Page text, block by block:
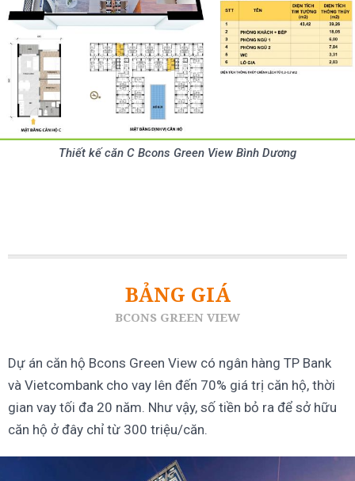
Thiết kế căn C Bcons Green View Bình Dương
BẢNG GIÁ
BCONS GREEN VIEW
Dự án căn hộ Bcons Green View có ngân hàng TP Bank
và Vietcombank cho vay lên đến 70% giá trị căn hộ, thời
gian vay tối đa 20 năm. Như vậy, số tiền bỏ ra để sở hữu
căn hộ ở đây chỉ từ 300 triệu/căn.